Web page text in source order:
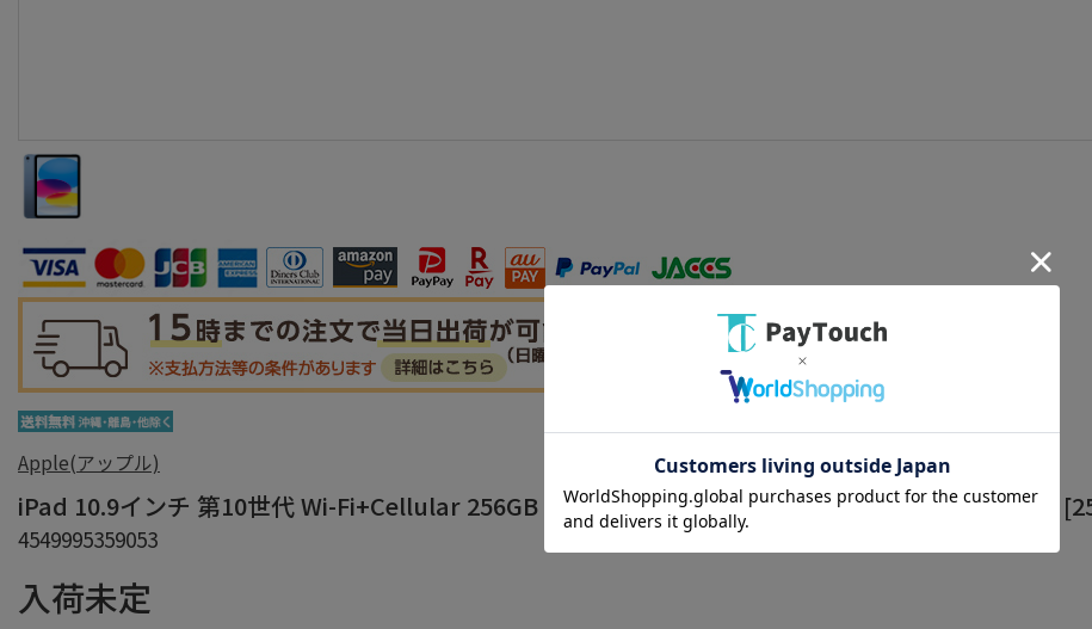
Apple(アップル)
iPad 10.9インチ 第10世代 Wi-Fi+Cellular 256GB 2022年秋モデル MQ6U3J/A ブルー (SIMフリー)
4549995359053
入荷未定